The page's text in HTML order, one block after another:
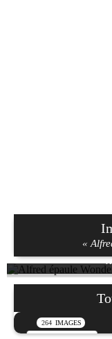
«
264 IMAGES